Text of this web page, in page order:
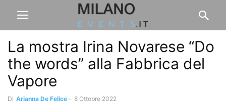
La mostra Irina Novarese “Do
the words” alla Fabbrica del
Vapore
Di Arianna De Felice - 8 Ottobre 2022